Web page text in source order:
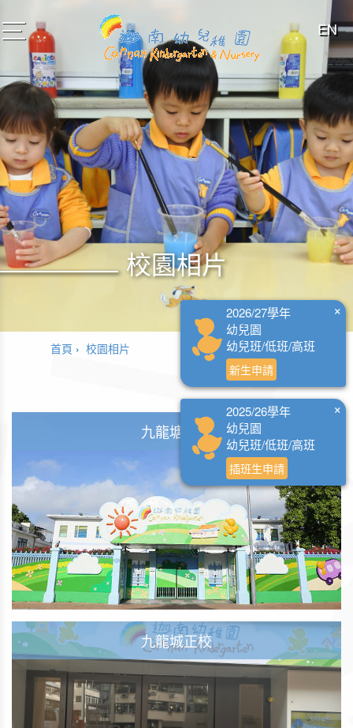
×
2026/27學年
幼兒園
幼兒班/低班/高班
新生申請
×
2025/26學年
幼兒園
幼兒班/低班/高班
插班生申請
toggle
navigation
EN
校園相片
首頁 校園相片
九龍塘總校
九龍城正校